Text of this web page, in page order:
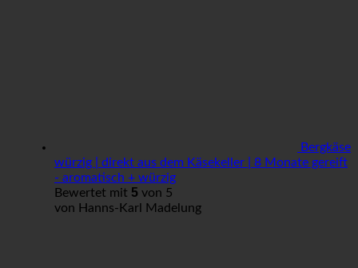
Bergkäse
würzig | direkt aus dem Käsekeller | 8 Monate gereift
- aromatisch + würzig
Bewertet mit 5 von 5
von Hanns-Karl Madelung